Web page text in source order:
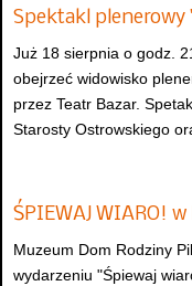
Spektakl plenerowy
Już 18 sierpnia o godz.
obejrzeć widowisko
przez Teatr Bazar.
Starosty Ostrowskiego
ŚPIEWAJ WIARO!
Muzeum Dom Rodziny
wydarzeniu "Śpiewaj